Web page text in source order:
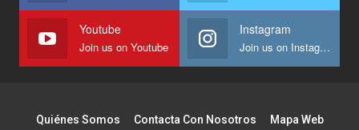
Youtube
Join us on Youtube
Instagram
Join us on Instagram
Quiénes Somos Contacta Con Nosotros
Mapa Web